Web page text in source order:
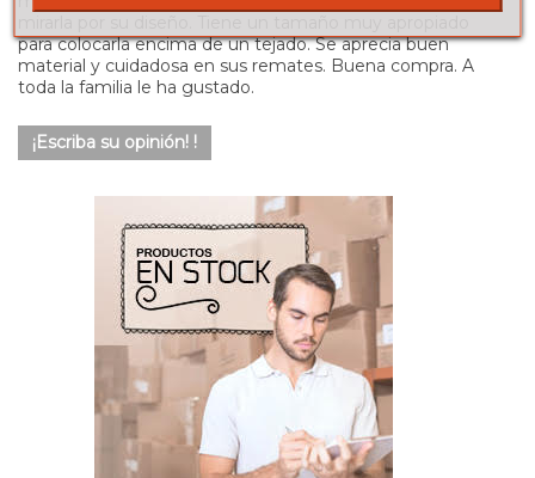
para colocarla encima de un tejado. Se aprecia buen
material y cuidadosa en sus remates. Buena compra. A
toda la familia le ha gustado.
¡Escriba su opinión! !